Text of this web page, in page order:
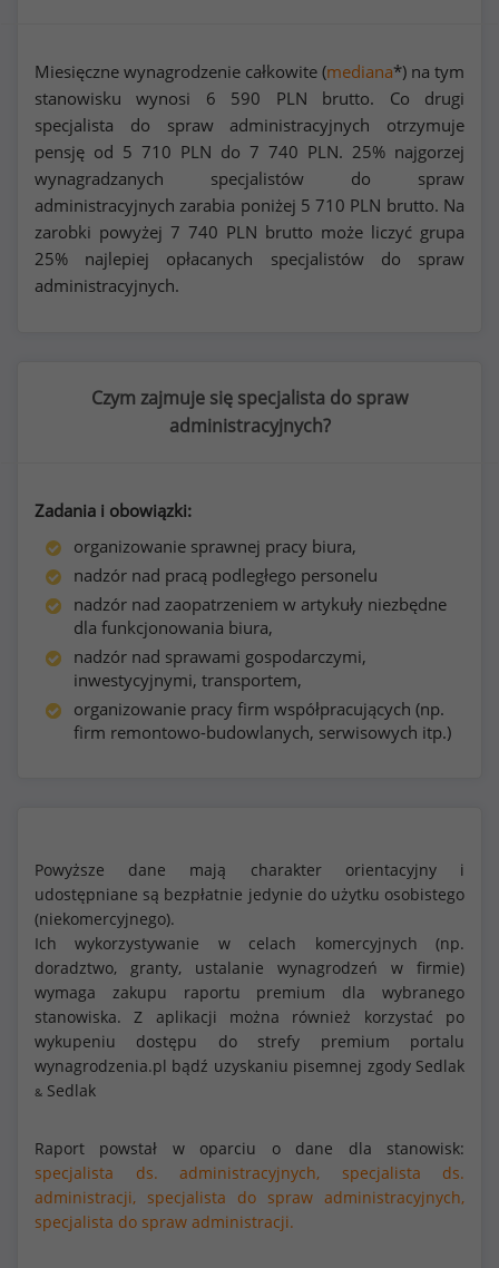
Miesięczne wynagrodzenie całkowite (mediana*) na tym
stanowisku wynosi 6 590 PLN brutto. Co drugi
specjalista do spraw administracyjnych otrzymuje
pensję od 5 710 PLN do 7 740 PLN. 25% najgorzej
wynagradzanych specjalistów do spraw
administracyjnych zarabia poniżej 5 710 PLN brutto. Na
zarobki powyżej 7 740 PLN brutto może liczyć grupa
25% najlepiej opłacanych specjalistów do spraw
administracyjnych.
Czym zajmuje się specjalista do spraw
administracyjnych?
Zadania i obowiązki:
organizowanie sprawnej pracy biura,
nadzór nad pracą podległego personelu
nadzór nad zaopatrzeniem w artykuły niezbędne
dla funkcjonowania biura,
nadzór nad sprawami gospodarczymi,
inwestycyjnymi, transportem,
organizowanie pracy firm współpracujących (np.
firm remontowo-budowlanych, serwisowych itp.)
Powyższe dane mają charakter orientacyjny i
udostępniane są bezpłatnie jedynie do użytku osobistego
(niekomercyjnego).
Ich wykorzystywanie w celach komercyjnych (np.
doradztwo, granty, ustalanie wynagrodzeń w firmie)
wymaga zakupu raportu premium dla wybranego
stanowiska. Z aplikacji można również korzystać po
wykupeniu dostępu do strefy premium portalu
wynagrodzenia.pl bądź uzyskaniu pisemnej zgody Sedlak
& Sedlak
Raport powstał w oparciu o dane dla stanowisk:
specjalista ds. administracyjnych,
specjalista ds.
administracji, specjalista do spraw administracyjnych,
specjalista do spraw administracji.